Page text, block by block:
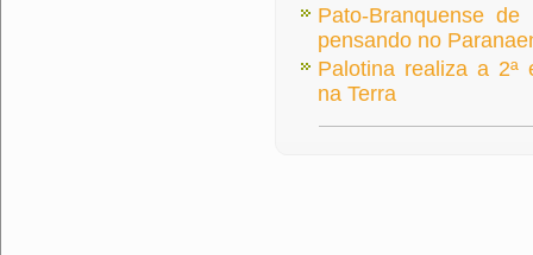
Pato-Branquense
pensando no
Palotina realiza a 2ª
na Terra